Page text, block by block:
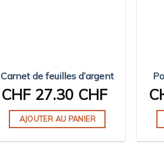
Carnet de feuilles d’argent
CHF 27.30 CHF
AJOUTER AU PANIER